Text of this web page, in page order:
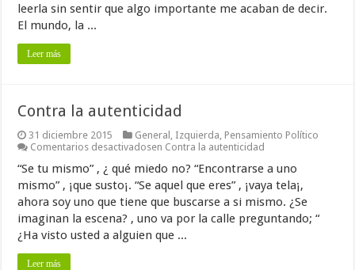
leerla sin sentir que algo importante me acaban de decir.
El mundo, la ...
Leer más
Contra la autenticidad
31 diciembre 2015 General , Izquierda, Pensamiento Político
Comentarios desactivadosen Contra la autenticidad
“Se tu mismo” , ¿ qué miedo no? “Encontrarse a uno
mismo” , ¡que susto¡. “Se aquel que eres” , ¡vaya tela¡,
ahora soy uno que tiene que buscarse a si mismo. ¿Se
imaginan la escena? , uno va por la calle preguntando; “
¿Ha visto usted a alguien que ...
Leer más